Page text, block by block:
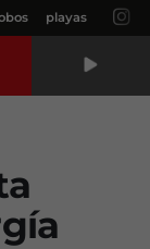
playas